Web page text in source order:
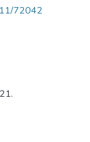
72042